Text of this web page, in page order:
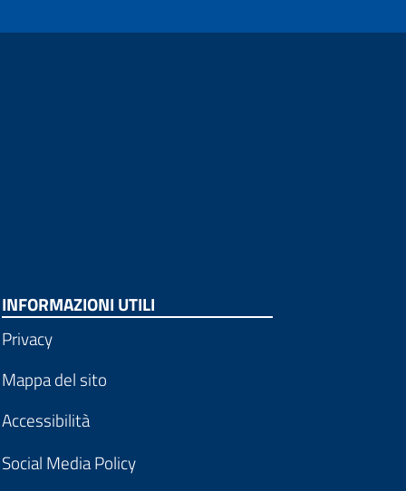
INFORMAZIONI UTILI
Privacy
Mappa del sito
Accessibilità
Social Media Policy